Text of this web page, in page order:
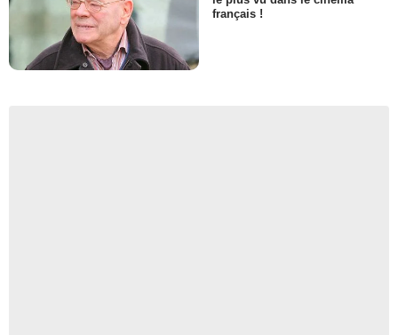
français !